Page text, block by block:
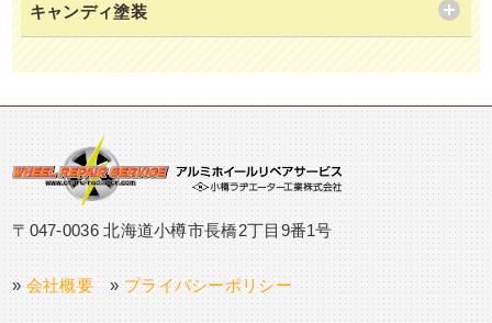
キャンディ塗装
〒047-0036 北海道小樽市長橋2丁目9番1号
» 会社概要 » プライバシーポリシー